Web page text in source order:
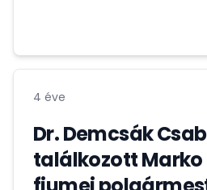
konferencián, melyet a
4 éve
Dr. Demcsák
találkozott Marko